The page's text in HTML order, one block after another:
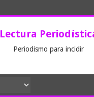
Lectura
Periodismo para incidir